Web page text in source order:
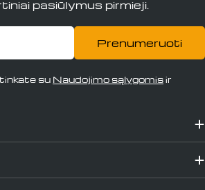
pasiūlymus pirmieji.
Prenumeruoti
su Naudojimo sąlygomisir